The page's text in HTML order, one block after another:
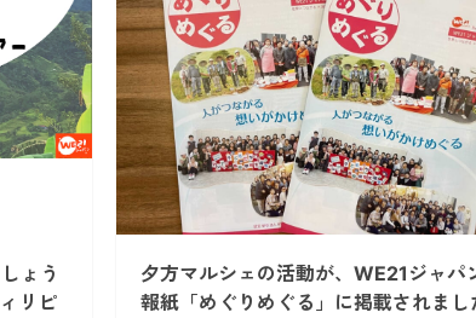
ょう
リピ
夕方マルシェの活動が、WE21ジャパ
報紙「めぐりめぐる」に掲載されまし